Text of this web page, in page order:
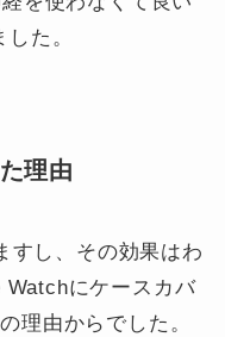
た。
理由
すし、その効果はわ
Watchにケースカバ
理由からでした。